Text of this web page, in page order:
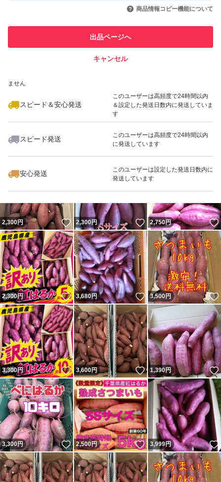
引を完了させた実績があります
での取引実績があります
ません
スピード＆安心発送
このユーザーは高頻度で24時間以内
＆設定した発送日数内に発送していま
す
スピード発送
このユーザーは高頻度で24時間以内
に発送しています
安心発送
このユーザーは設定した発送日数内に
発送しています
商品情報コピー機能について
出品ページへ
キャンセル
いいね！
2,300
2,300円 いいね！
2,300円 いいね！
2,750円
2,300円 いいね！
3,680円 いいね！
3,500円
3,300円 いいね！
3,600円 いいね！
1,390円
3,300円 いいね！
2,500円 いいね！
3,999円